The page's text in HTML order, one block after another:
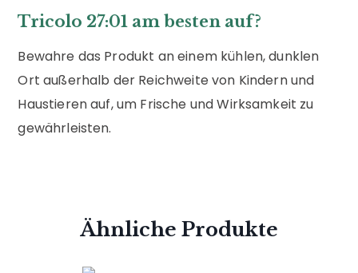
Tricolo 27:01 am besten auf?
Bewahre das Produkt an einem kühlen, dunklen
Ort außerhalb der Reichweite von Kindern und
Haustieren auf, um Frische und Wirksamkeit zu
gewährleisten.
Ähnliche Produkte